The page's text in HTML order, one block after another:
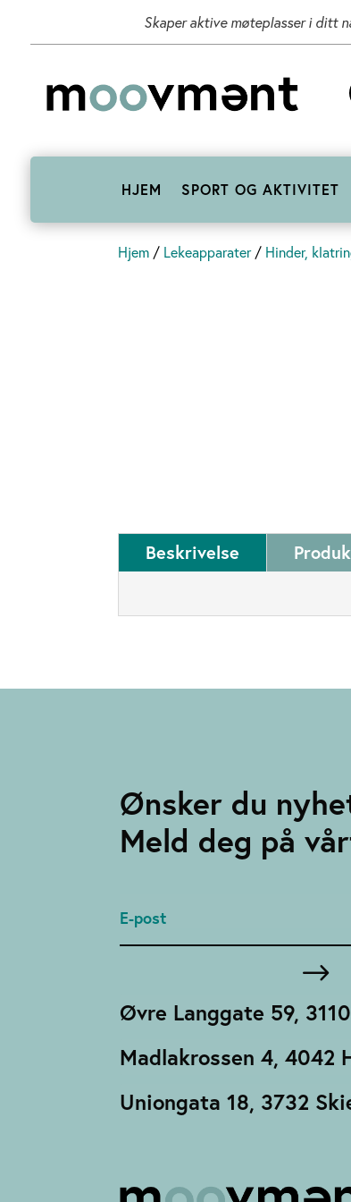
Skaper aktive møteplasser i ditt
HJEM SPORT OG AKTIVITET
Hjem / Lekeapparater/ Hinder,
Beskrivelse
Ønsker du
Meld deg på
Øvre Langgate 59,
Madlakrossen 4, 4042
Uniongata 18, 3732